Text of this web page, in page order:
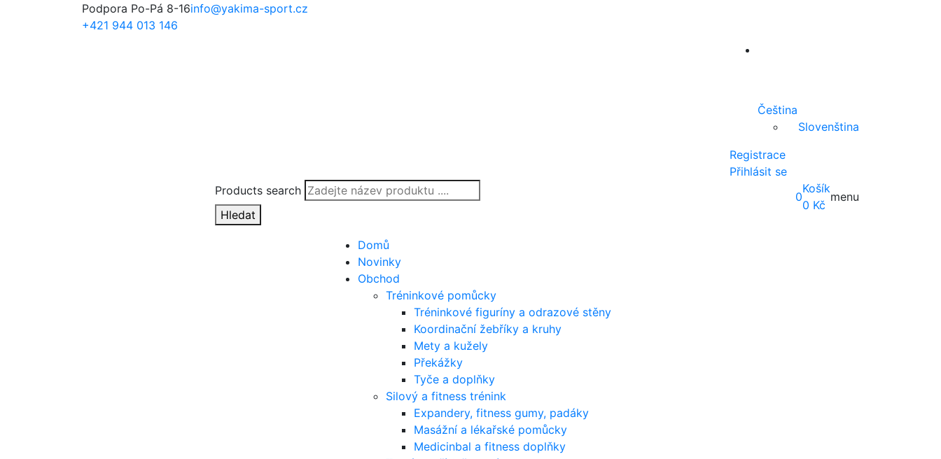
Podpora Po-Pá 8-16
+421 944 013 146
info@yakima-sport.cz
Čeština
Slovenština
Registrace
Přihlásit se
Products search
Hledat
0
Košík
0 Kč
menu
Domů
Novinky
Obchod
Tréninkové pomůcky
Tréninkové figuríny a odrazové stěny
Koordinační žebříky a kruhy
Mety a kužely
Překážky
Tyče a doplňky
Silový a fitness trénink
Expandery, fitness gumy, padáky
Masážní a lékařské pomůcky
Medicinbal a fitness doplňky